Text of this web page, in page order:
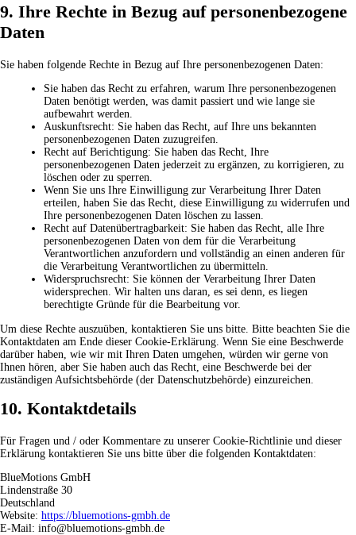
9. Ihre Rechte in Bezug auf personenbezogene
Daten
Sie haben folgende Rechte in Bezug auf Ihre personenbezogenen Daten:
Sie haben das Recht zu erfahren, warum Ihre personenbezogenen
Daten benötigt werden, was damit passiert und wie lange sie
aufbewahrt werden.
Auskunftsrecht: Sie haben das Recht, auf Ihre uns bekannten
personenbezogenen Daten zuzugreifen.
Recht auf Berichtigung: Sie haben das Recht, Ihre
personenbezogenen Daten jederzeit zu ergänzen, zu korrigieren, zu
löschen oder zu sperren.
Wenn Sie uns Ihre Einwilligung zur Verarbeitung Ihrer Daten
erteilen, haben Sie das Recht, diese Einwilligung zu widerrufen und
Ihre personenbezogenen Daten löschen zu lassen.
Recht auf Datenübertragbarkeit: Sie haben das Recht, alle Ihre
personenbezogenen Daten von dem für die Verarbeitung
Verantwortlichen anzufordern und vollständig an einen anderen für
die Verarbeitung Verantwortlichen zu übermitteln.
Widerspruchsrecht: Sie können der Verarbeitung Ihrer Daten
widersprechen. Wir halten uns daran, es sei denn, es liegen
berechtigte Gründe für die Bearbeitung vor.
Um diese Rechte auszuüben, kontaktieren Sie uns bitte. Bitte beachten Sie die
Kontaktdaten am Ende dieser Cookie-Erklärung. Wenn Sie eine Beschwerde
darüber haben, wie wir mit Ihren Daten umgehen, würden wir gerne von
Ihnen hören, aber Sie haben auch das Recht, eine Beschwerde bei der
zuständigen Aufsichtsbehörde (der Datenschutzbehörde) einzureichen.
10. Kontaktdetails
Für Fragen und / oder Kommentare zu unserer Cookie-Richtlinie und dieser
Erklärung kontaktieren Sie uns bitte über die folgenden Kontaktdaten:
BlueMotions GmbH
Lindenstraße 30
Deutschland
Website: https://bluemotions-gmbh.de
E-Mail: info@bluemotions-gmbh.de